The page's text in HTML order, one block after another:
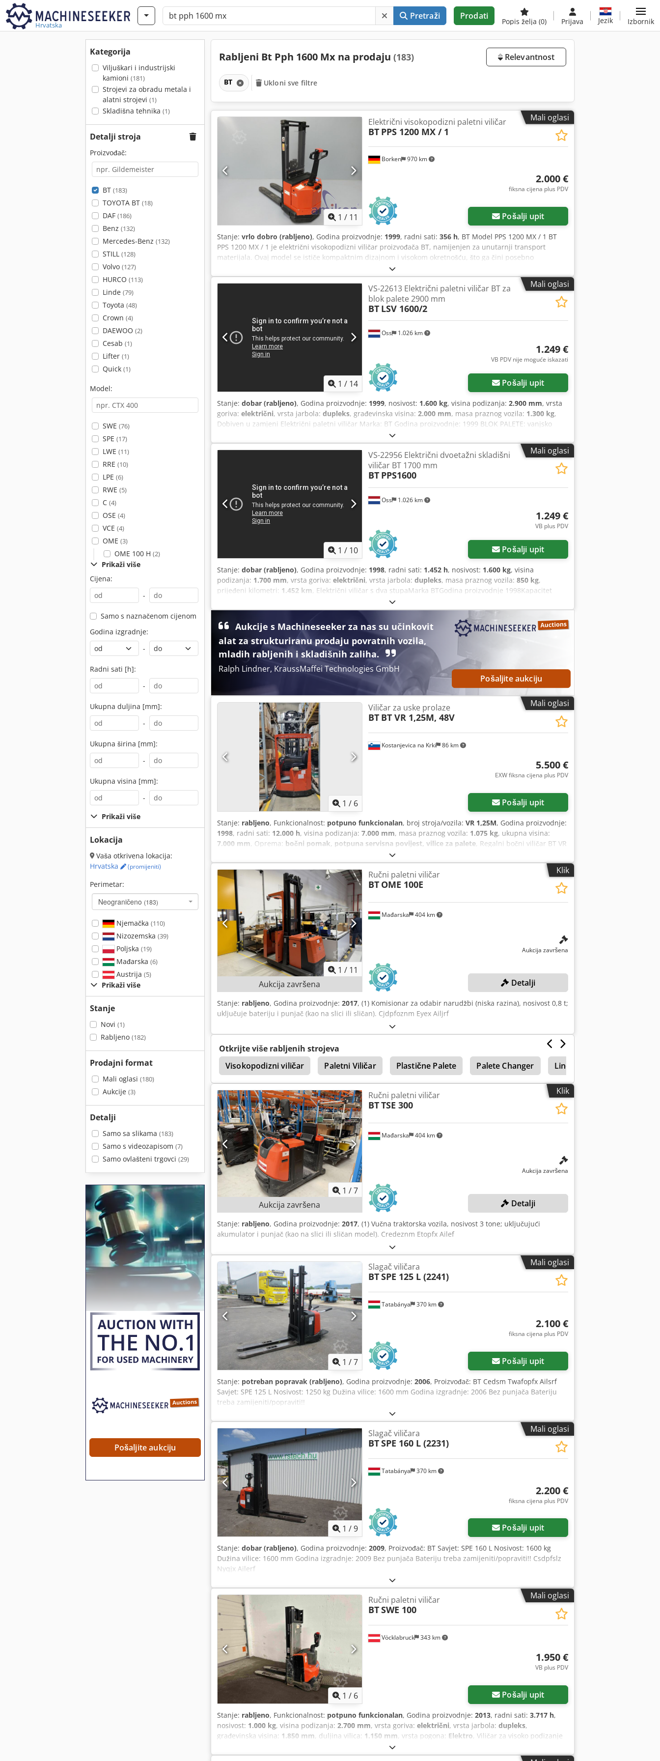
Hrvatska
Pretraži Prodati
Popis želja (0) Prijava Jezik Izbornik
Kategorija
Viljuškari i industrijski
kamioni (181)
Strojevi za obradu metala i
alatni strojevi (1)
Skladišna tehnika (1)
Detalji stroja
Proizvođač:
BT (183)
TOYOTA BT (18)
DAF (186)
Benz (132)
Mercedes-Benz (132)
STILL (128)
Volvo (127)
HURCO (113)
Linde (79)
Toyota (48)
Crown (4)
DAEWOO (2)
Cesab (1)
Lifter (1)
Quick (1)
Model:
SWE (76)
SPE (17)
LWE (11)
RRE (10)
LPE (6)
RWE (5)
C (4)
OSE (4)
VCE (4)
OME (3)
OME 100 H (2)
Prikaži više
Cijena:
-
Samo s naznačenom cijenom
Godina izgradnje:
-
Radni sati [h]:
-
Ukupna duljina [mm]:
-
Ukupna širina [mm]:
-
Ukupna visina [mm]:
-
Prikaži više
Lokacija
Vaša otkrivena lokacija:
Hrvatska
(promijeniti)
Perimetar:
Neograničeno (183)
Njemačka (110)
Nizozemska (39)
Poljska (19)
Mađarska (6)
Austrija (5)
Prikaži više
Stanje
Novi (1)
Rabljeno (182)
Prodajni format
Mali oglasi (180)
Aukcije (3)
Detalji
Samo sa slikama (183)
Samo s videozapisom (7)
Samo ovlašteni trgovci (29)
Pošaljite aukciju
Rabljeni Bt Pph 1600 Mx na prodaju (183) Relevantnost
BT Ukloni sve filtre
Mali oglasi
1 / 11
Borken 970 km
Električni visokopodizni paletni viličar
BT PPS 1200 MX / 1
2.000 €
fiksna cijena plus PDV
Pošalji upit
Stanje: vrlo dobro (rabljeno), Godina proizvodnje: 1999, radni sati: 356 h, BT Model PPS 1200 MX / 1 BT
PPS 1200 MX / 1 je električni visokopodizni viličar proizvođača BT, namijenjen za unutarnji transport
materijala. Ovaj model se ističe kompaktnim dizajnom i visokom okretnošću, što ga čini posebno
pogodnim za upotrebu u uskim skladištima, trgovinama i manjim proizvodnim pogonima. Glavne tehničke
značajke: Nosivost: 1.200 kg Visina podizanja: cca. 2.700 mm Dužina vilica: cca. 1.150 mm Pogon: 24V
električni pogon Baterija: 24V Model iz 1999. godine Radni sati: cca. 356 h Viličar je još uvijek u upotrebi,
stoga stvarni broj radnih sati može pri kupnji neznatno odstupati. Baterija zamijenjena u listopadu 2022.
Credpfxjziivds Ailsf Stanje: rabljeno Obim isporuke: (vidi sliku) (Promjene i pogreške u tehničkim podacima
i opisima su moguće!) Dodatna pitanja rado odgovaramo telefonski.
Mali oglasi
1 / 14
Oss 1.026 km
VS-22613 Električni paletni viličar BT za
blok palete 2900 mm
BT LSV 1600/2
1.249 €
VB PDV nije moguće iskazati
Pošalji upit
Stanje: dobar (rabljeno), Godina proizvodnje: 1999, nosivost: 1.600 kg, visina podizanja: 2.900 mm, vrsta
goriva: električni, vrsta jarbola: dupleks, građevinska visina: 2.000 mm, masa praznog vozila: 1.300 kg,
Dobiven u zamjeni Električni paletni viličar Marka: BT Godina proizvodnje: 1999 BLOK PALETE: vanjsko
rastojanje vilica 68 cm Nosivost: 1.600 kg Visina dizanja: 2.900 mm Prolazna visina: 2.000 mm Baterija: bez
održavanja, GEL Cedpjyc Eygsfx Ailorf s punjačem Pogledajte video na YouTube
Mali oglasi
1 / 10
Oss 1.026 km
VS-22956 Električni dvoetažni skladišni
viličar BT 1700 mm
BT PPS1600
1.249 €
VB plus PDV
Pošalji upit
Stanje: dobar (rabljeno), Godina proizvodnje: 1998, radni sati: 1.452 h, nosivost: 1.600 kg, visina
podizanja: 1.700 mm, vrsta goriva: električni, vrsta jarbola: dupleks, masa praznog vozila: 850 kg,
prijeđeni kilometri: 1.452 km, Električni viličar s dva stupaMarka BTGodina proizvodnje 1998Kapacitet
1.600 kgPodizanje do visine od 1.700 mmModel s dva paletna stupaOpremljen s INCIJALNIM PODIZAČEM,
idealan za neravne podoveOpremljen baterijomS punjačemPogledajte video na YouTubeu Crsdpozpflhjfx
Ailjf
Aukcije s Machineseeker za nas su učinkovit
alat za strukturiranu prodaju povratnih vozila,
mladih rabljenih i skladišnih zaliha.
Ralph Lindner, KraussMaffei Technologies GmbH
Pošaljite aukciju
Mali oglasi
1 / 6
Kostanjevica na Krki 86 km
Viličar za uske prolaze
BT BT VR 1,25M, 48V
5.500 €
EXW fiksna cijena plus PDV
Pošalji upit
Stanje: rabljeno, Funkcionalnost: potpuno funkcionalan, broj stroja/vozila: VR 1,25M, Godina proizvodnje:
1998, radni sati: 12.000 h, visina podizanja: 7.000 mm, masa praznog vozila: 1.075 kg, ukupna visina:
7.000 mm, Oprema: bočni pomak, potpuna servisna povijest, vilice za palete, Regalni bočni viličar BT VR
1,25 M, 48V Godina proizvodnje 1998. Radni sati: 12.000 sati Nova baterija, travanj 2026.; TAB 560Ah –
jamstvo za bateriju 24 mjeseca Crsdpfozl R Erex Ailof Visina podizanja 7 metara, nosivost 1.075 kg
Redovito servisiran Prodajna cijena 5.500 €.
Klik
1 / 11
Aukcija završena
Mađarska 404 km
Ručni paletni viličar
BT OME 100E
Aukcija završena
Detalji
Stanje: rabljeno, Godina proizvodnje: 2017, (1) Komisionar za odabir narudžbi (niska razina), nosivost 0,8 t;
uključuje bateriju i punjač (kao na slici ili sličan). Cjdpfoznm Eyex Ailjrf
Otkrijte više rabljenih strojeva
Visokopodizni viličar
Paletni Viličar Plastične Palete Palete Changer Linde L14
Električni Paletni Viličar
Klik
1 /7
Aukcija završena
Mađarska 404 km
Ručni paletni viličar
BTTSE 300
Aukcija završena
Detalji
Stanje: rabljeno, Godina proizvodnje: 2017, (1) Vučna traktorska vozila, nosivost 3 tone; uključujući
akumulator i punjač (kao na slici ili sličan model). Credeznm Etopfx Ailef
Mali oglasi
1 /7
Tatabánya 370 km
Slagač viličara
BTSPE 125 L (2241)
2.100 €
fiksna cijena plus PDV
Pošalji upit
Stanje: potreban popravak (rabljeno), Godina proizvodnje: 2006, Proizvođač: BT Cedsm Twafopfx Ailsrf
Savjet: SPE 125 L Nosivost: 1250 kg Dužina vilice: 1600 mm Godina izgradnje: 2006 Bez punjača Bateriju
treba zamijeniti/popraviti!!
Mali oglasi
1 /9
Tatabánya 370 km
Slagač viličara
BTSPE 160 L (2231)
2.200 €
fiksna cijena plus PDV
Pošalji upit
Stanje: dobar (rabljeno), Godina proizvodnje: 2009, Proizvođač: BT Savjet: SPE 160 L Nosivost: 1600 kg
Dužina vilice: 1600 mm Godina izgradnje: 2009 Bez punjača Bateriju treba zamijeniti/popraviti!! Csdpfslz
Nyqjx Ailerf
Mali oglasi
1 / 6
Vöcklabruck 343 km
Ručni paletni viličar
BTSWE 100
1.950 €
VB plus PDV
Pošalji upit
Stanje: rabljeno, Funkcionalnost: potpuno funkcionalan, Godina proizvodnje: 2013, radni sati: 3.717 h,
nosivost: 1.000 kg, visina podizanja: 2.700 mm, vrsta goriva: električni, vrsta jarbola: dupleks,
građevinska visina: 1.850 mm, duljina vilica: 1.150 mm, vrsta pogona: Elektro, Viličar za visoko podizanje
Težište tereta: 600 Tip stupa: Duplex Stanje: Spreman za upotrebu i u potpunosti funkcionalan Tehničko
stanje: dobro Prednje gume, tip: Poliuretan Stražnje gume, tip: Poliuretan Napon baterije: 24V Cjdozpz